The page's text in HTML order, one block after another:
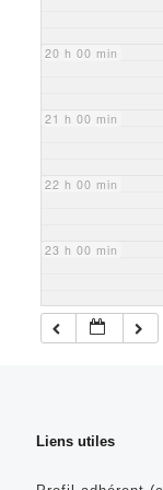
20 h 00 min
21 h 00 min
22 h 00 min
23 h 00 min
Liens utiles